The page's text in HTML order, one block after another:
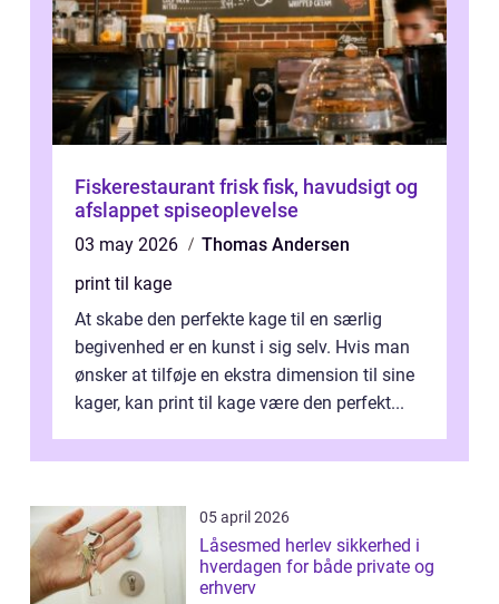
Fiskerestaurant frisk fisk, havudsigt og
afslappet spiseoplevelse
03 may 2026
Thomas Andersen
print til kage
At skabe den perfekte kage til en særlig
begivenhed er en kunst i sig selv. Hvis man
ønsker at tilføje en ekstra dimension til sine
kager, kan print til kage være den perfekt...
05 april 2026
Låsesmed herlev sikkerhed i
hverdagen for både private og
erhverv